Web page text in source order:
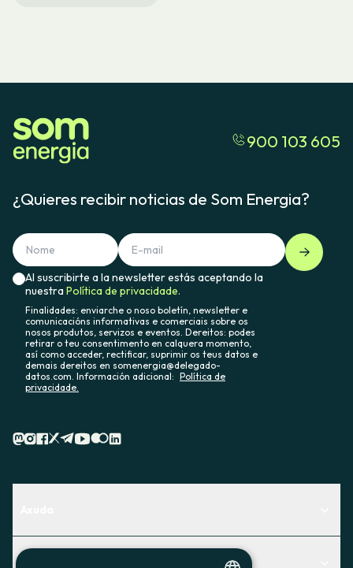
900 103 605
¿Quieres recibir noticias de Som Energia?
Al suscribirte a la newsletter estás aceptando la
nuestraPolítica de privacidade.
Finalidades: enviarche o noso boletín, newsletter e
comunicacións informativas e comerciais sobre os
nosos produtos, servizos e eventos. Dereitos: podes
retirar o teu consentimento en calquera momento,
así como acceder, rectificar, suprimir os teus datos e
demais dereitos en somenergia@delegado-
datos.com. Información adicional: Política de
privacidade.